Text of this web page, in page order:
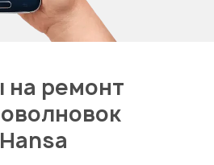
ремонт
Hansa